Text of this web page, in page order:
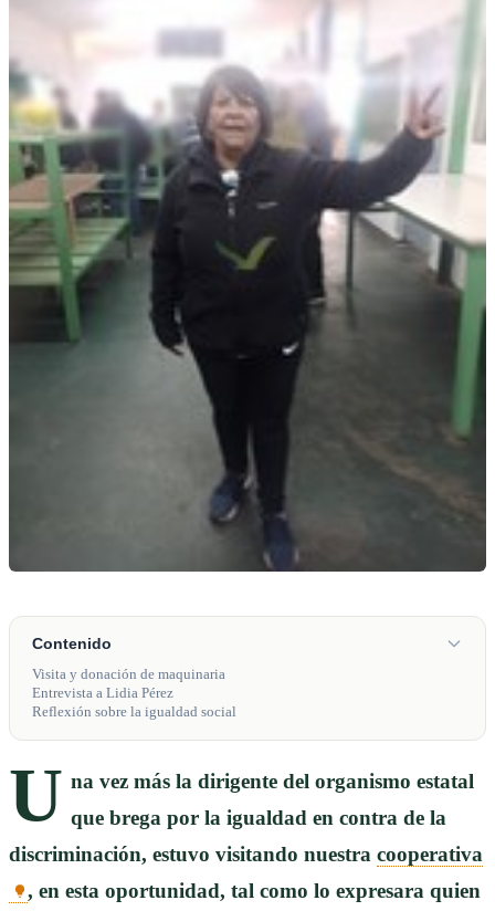
Contenido
Visita y donación de maquinaria
Entrevista a Lidia Pérez
Reflexión sobre la igualdad social
U na vez más la dirigente del organismo estatal
que brega por la igualdad en contra de la
discriminación, estuvo visitando nuestra cooperativa
, en esta oportunidad, tal como lo expresara quien